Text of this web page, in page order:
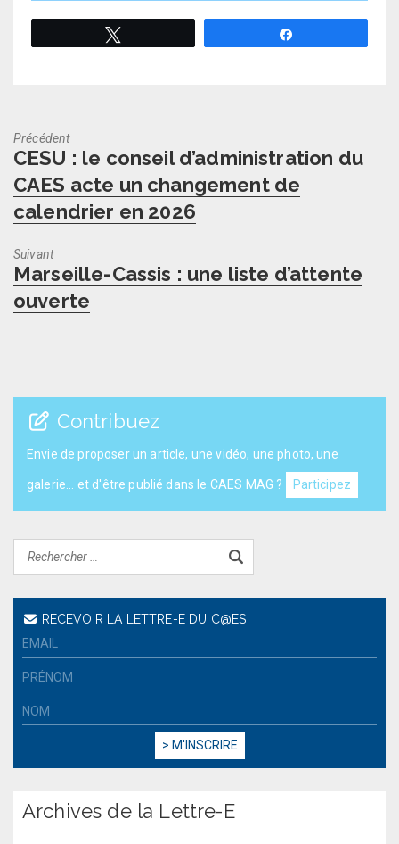
Précédent
Previous
post:
CESU : le conseil d’administration du
CAES acte un changement de
calendrier en 2026
Suivant
Next
post:
Marseille-Cassis : une liste d’attente
ouverte
Contribuez
Envie de proposer un article, une vidéo, une photo, une
galerie... et d'être publié dans le CAES MAG ? Participez
RECEVOIR LA LETTRE-E DU C@ES
Archives de la Lettre-E